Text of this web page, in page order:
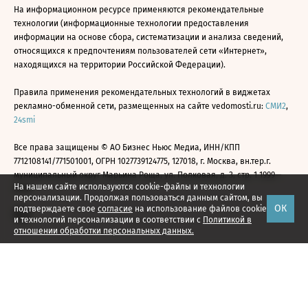
На нашем сайте используются cookie-файлы и технологии
персонализации. Продолжая пользоваться данным сайтом, вы
подтверждаете свое согласие на использование файлов cookie
и технологий персонализации в соответствии с Политикой в
отношении обработки персональных данных.
ОК
На информационном ресурсе применяются рекомендательные
технологии (информационные технологии предоставления
информации на основе сбора, систематизации и анализа сведений,
относящихся к предпочтениям пользователей сети «Интернет»,
находящихся на территории Российской Федерации).
Правила применения рекомендательных технологий в виджетах
рекламно-обменной сети, размещенных на сайте vedomosti.ru: СМИ2,
24smi
Все права защищены © АО Бизнес Ньюс Медиа, ИНН/КПП
7712108141/771501001, ОГРН 1027739124775, 127018, г. Москва, вн.тер.г.
муниципальный округ Марьина Роща, ул. Полковая, д. 3, стр. 1 1999—
2026